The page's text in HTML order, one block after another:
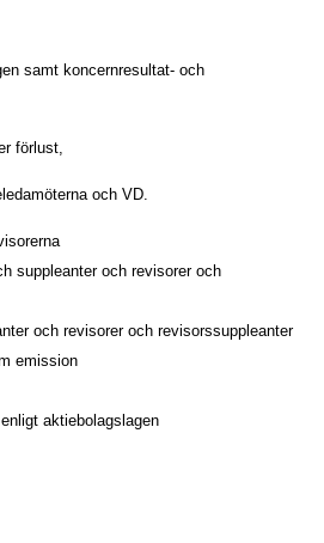
samt koncernresultat- och
förlust,
och VD.
suppleanter och revisorer och
och revisorer och revisorssuppleanter
emission
aktiebolagslagen